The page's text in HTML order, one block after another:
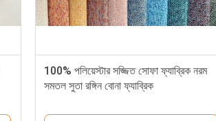
100% পলিয়েস্টার সজ্জিত সোফা ফ্যাব্রিক নরম
সমতল সুতা রঙ্গিন বোনা ফ্যাব্রিক